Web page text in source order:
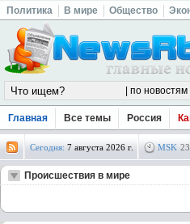
Политика В мире Общество
Главная Все темы Россия
Сегодня: 7 августа 2026 г. MSK 23
Происшествия в мире